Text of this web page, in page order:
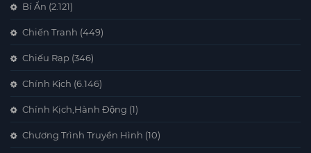
Bí Ẩn (2.121)
Chiến Tranh (449)
Chiếu Rạp (346)
Chính Kịch (6.146)
Chính Kịch,Hành Động (1)
Chương Trình Truyền Hình (10)